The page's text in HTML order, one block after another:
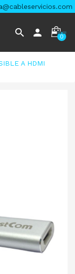
search person 0
A HDMI